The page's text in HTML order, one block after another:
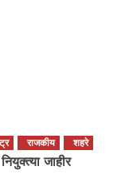
राजकीय शहरे
जाहीर